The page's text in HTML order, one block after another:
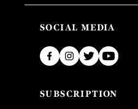
SOCIAL MEDIA
SUBSCRIPTION